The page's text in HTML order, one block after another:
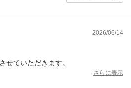
2026/06/14
せていただきます。
さらに表示